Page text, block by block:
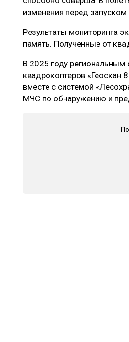
изменения перед
Результаты мониторинга
память. Полученные от
В 2025 году
квадрокоптеров «Геоскан
вместе с системой
МЧС по обнаружению и